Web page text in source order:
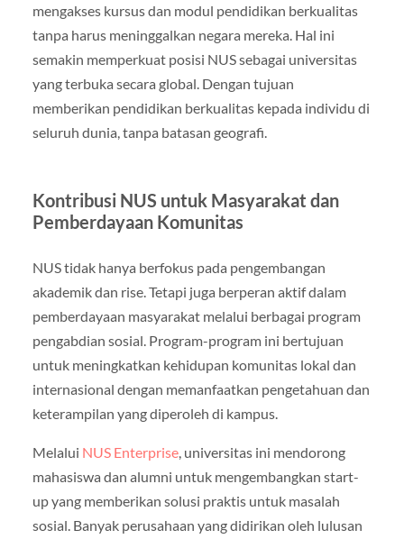
mengakses kursus dan modul pendidikan berkualitas
tanpa harus meninggalkan negara mereka. Hal ini
semakin memperkuat posisi NUS sebagai universitas
yang terbuka secara global. Dengan tujuan
memberikan pendidikan berkualitas kepada individu di
seluruh dunia, tanpa batasan geografi.
Kontribusi NUS untuk Masyarakat dan
Pemberdayaan Komunitas
NUS tidak hanya berfokus pada pengembangan
akademik dan rise. Tetapi juga berperan aktif dalam
pemberdayaan masyarakat melalui berbagai program
pengabdian sosial. Program-program ini bertujuan
untuk meningkatkan kehidupan komunitas lokal dan
internasional dengan memanfaatkan pengetahuan dan
keterampilan yang diperoleh di kampus.
Melalui NUS Enterprise, universitas ini mendorong
mahasiswa dan alumni untuk mengembangkan start-
up yang memberikan solusi praktis untuk masalah
sosial. Banyak perusahaan yang didirikan oleh lulusan